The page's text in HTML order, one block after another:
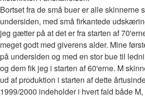
Bortset fra de små buer er alle skinnerne
undersiden, med små firkantede
jeg gætter på at det er fra starten af
meget godt med giverens alder. Mine
på undersiden og med en stor bue til
og dem fik jeg i starten af 60'erne. M
ud af produktion i starten af dette
1999/2000 indeholder i hvert fald både